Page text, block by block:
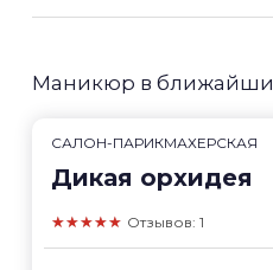
Маникюр в
САЛОН-ПАРИКМАХЕРСКАЯ
Дикая орхидея
★★★★★ Отзывов: 1